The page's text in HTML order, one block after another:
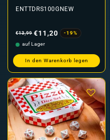
ENTTDRS100GNEW
Preis
€13,99 €11,20
-19%
auf Lager
In den Warenkorb legen